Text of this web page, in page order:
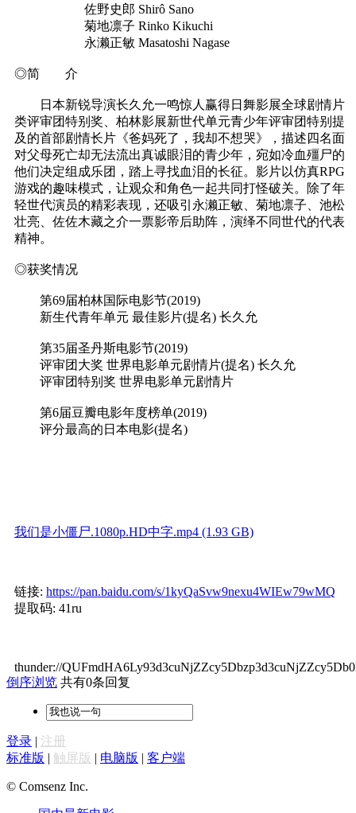
佐野史郎 Shirô Sano
菊地凛子 Rinko Kikuchi
永濑正敏 Masatoshi Nagase
◎简 介
日本新锐导演长久允一鸣惊人赢得日舞影展全球剧情片
类评审团特别奖、柏林影展新世代单元青少年评审团特别提
及的首部剧情长片《爸妈死了，我却不想哭》，描述四名面
对父母死亡却无法流出真诚眼泪的青少年，宛如冷血殭尸的
他们决定组成乐团，踏上寻找血泪的长征。影片以仿真RPG
游戏的趣味模式，让观众和角色一起共同打怪破关。除了年
轻世代演员的精彩表现，还吸引永濑正敏、菊地凛子、池松
壮亮、佐佐木藏之介一票影帝后助阵，演绎不同世代的代表
精神。
◎获奖情况
第69届柏林国际电影节(2019)
新生代青年单元 最佳影片(提名) 长久允
第35届圣丹斯电影节(2019)
评审团大奖 世界电影单元剧情片(提名) 长久允
评审团特别奖 世界电影单元剧情片
第6届豆瓣电影年度榜单(2019)
评分最高的日本电影(提名)
我们是小僵尸.1080p.HD中字.mp4 (1.93 GB)
链接: https://pan.baidu.com/s/1kyQaSvw9nexu4WIEw79wMQ
提取码: 41ru
thunder://
倒序浏览 共有0条回复
登录 | 注册
标准版 | 触屏版 | 电脑版 | 客户端
© Comsenz Inc.